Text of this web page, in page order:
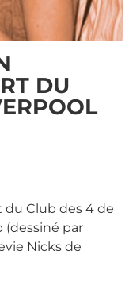
DU
du Club des 4 de
(dessiné par
Nicks de